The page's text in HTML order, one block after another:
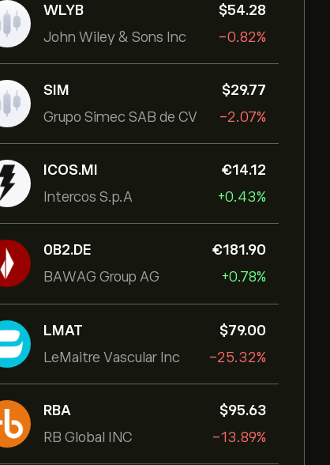
WLYB
John Wiley & Sons Inc
‎$‎54.28
-0.82%
SIM
Grupo Simec SAB de CV
‎$‎29.77
-2.07%
ICOS.MI
Intercos S.p.A
‎€‎14.12
+0.43%
0B2.DE
BAWAG Group AG
‎€‎181.90
+0.78%
LMAT
LeMaitre Vascular Inc
‎$‎79.00
-25.32%
RBA
RB Global INC
‎$‎95.63
-13.89%